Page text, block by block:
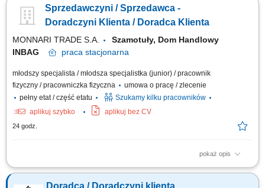
Sprzedawczyni / Sprzedawca -
Doradczyni Klienta / Doradca Klienta
MONNARI TRADE S.A.
Szamotuły, Dom Handlowy
INBAG
praca stacjonarna
młodszy specjalista / młodsza specjalistka (junior) / pracownik
fizyczny / pracowniczka fizyczna
umowa o pracę / zlecenie
pełny etat / część etatu
Szukamy kilku pracowników
aplikuj szybko
aplikuj bez CV
24 godz.
pokaż opis
Salon Monnari Praca od zaraz Praca dla osób z doświadczeniem i bez
Doradca / Doradczyni klienta